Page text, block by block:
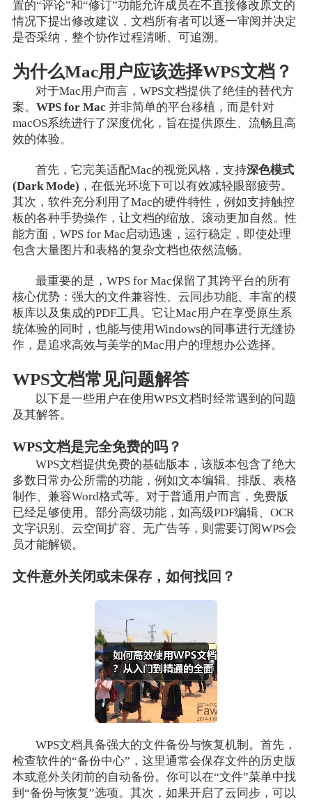
置的“评论”和“修订”功能允许成员在不直接修改原文的
情况下提出修改建议，文档所有者可以逐一审阅并决定
是否采纳，整个协作过程清晰、可追溯。
为什么Mac用户应该选择WPS文档？
对于Mac用户而言，WPS文档提供了绝佳的替代方
案。 WPS for Mac 并非简单的平台移植，而是针对
macOS系统进行了深度优化，旨在提供原生、流畅且高
效的体验。
首先，它完美适配Mac的视觉风格，支持深色模式
(Dark Mode) ，在低光环境下可以有效减轻眼部疲劳。
其次，软件充分利用了Mac的硬件特性，例如支持触控
板的各种手势操作，让文档的缩放、滚动更加自然。性
能方面，WPS for Mac启动迅速，运行稳定，即使处理
包含大量图片和表格的复杂文档也依然流畅。
最重要的是，WPS for Mac保留了其跨平台的所有
核心优势：强大的文件兼容性、云同步功能、丰富的模
板库以及集成的PDF工具。它让Mac用户在享受原生系
统体验的同时，也能与使用Windows的同事进行无缝协
作，是追求高效与美学的Mac用户的理想办公选择。
WPS文档常见问题解答
以下是一些用户在使用WPS文档时经常遇到的问题
及其解答。
WPS文档是完全免费的吗？
WPS文档提供免费的基础版本，该版本包含了绝大
多数日常办公所需的功能，例如文本编辑、排版、表格
制作、兼容Word格式等。对于普通用户而言，免费版
已经足够使用。部分高级功能，如高级PDF编辑、OCR
文字识别、云空间扩容、无广告等，则需要订阅WPS会
员才能解锁。
文件意外关闭或未保存，如何找回？
WPS文档具备强大的文件备份与恢复机制。首先，
检查软件的“备份中心”，这里通常会保存文件的历史版
本或意外关闭前的自动备份。你可以在“文件”菜单中找
到“备份与恢复”选项。其次，如果开启了云同步，可以